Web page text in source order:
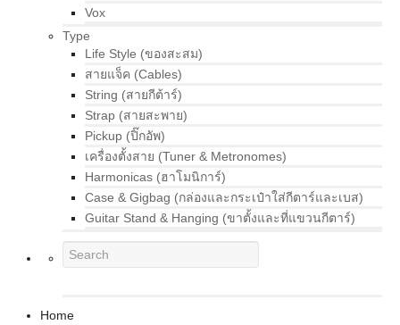
Vox
Type
Life Style (ของสะสม)
สายแจ็ค (Cables)
String (สายกีต้าร์)
Strap (สายสะพาย)
Pickup (ปิ๊กอัพ)
เครื่องตั้งสาย (Tuner & Metronomes)
Harmonicas (ฮาโมนิการ์)
Case & Gigbag (กล่องและกระเป๋าใส่กีตาร์และเบส)
Guitar Stand & Hanging (ขาตั้งและที่แขวนกีตาร์)
Home